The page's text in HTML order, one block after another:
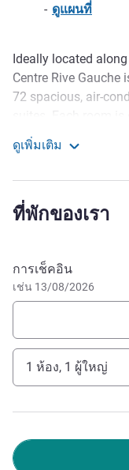
- ดูแผนที่
รายละเอียด
Ideally located
Centre Rive
72 spacious, air-
with Chromecast,
hotel offers a
Take the T4 from
Rouen Cathedral,
and the Rouen
both the Rouen ice
The ibis Styles
by transport from
Stadium and Zénith
des Plantes. Quick
Welcome to ibis
a friendly stay with
ดูเพิ่มเติม
ที่พักของเรา
จองโรงแรมนี้
การเช็คอิน
เช่น 13/08/2026
1 ห้อง, 1 ผู้ใหญ่